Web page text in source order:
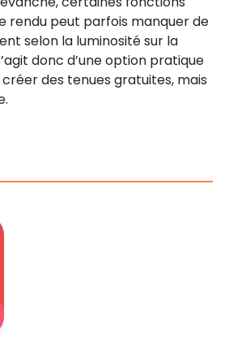
rendu peut parfois manquer de
selon la luminosité sur la
donc d’une option pratique
des tenues gratuites, mais